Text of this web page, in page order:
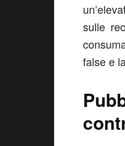
sulle
false e